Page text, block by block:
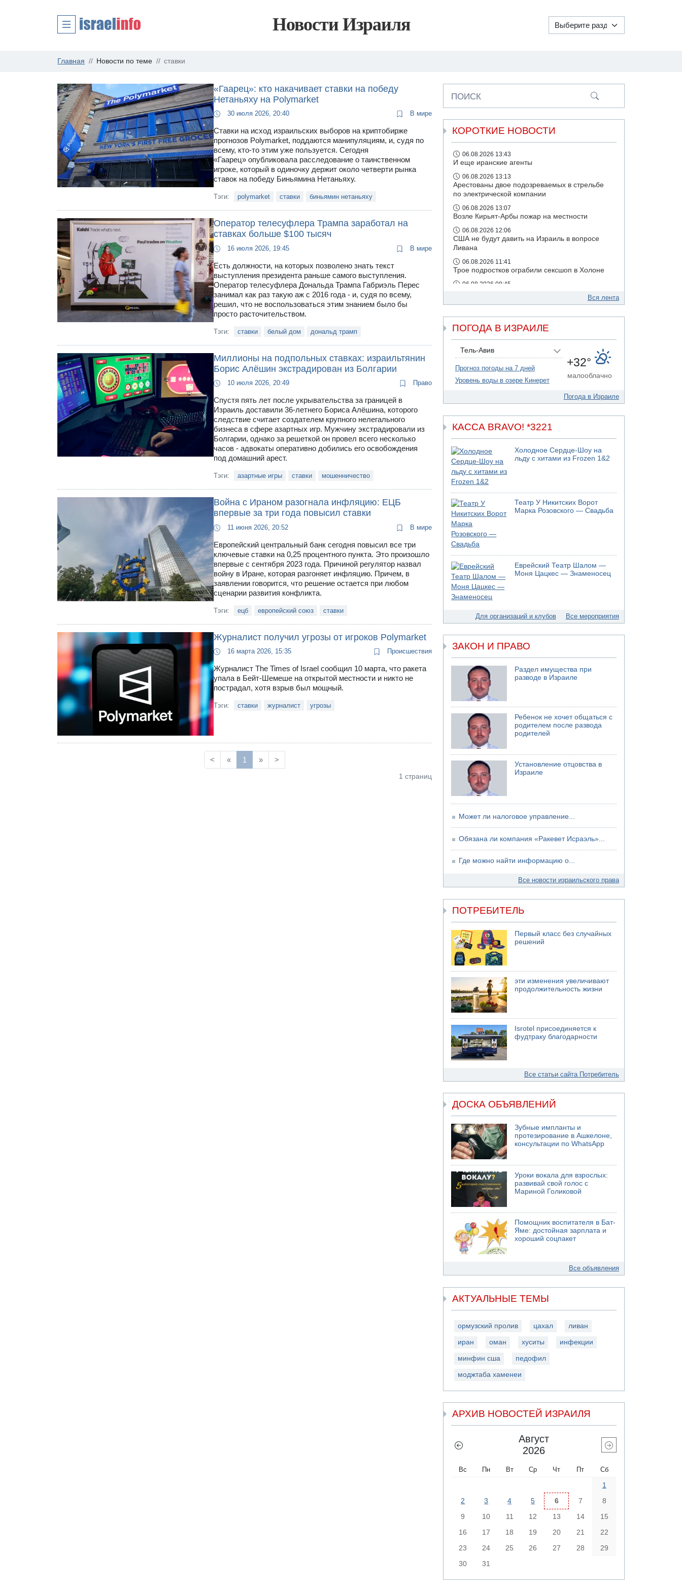
Новости Израиля
Главная Новости по теме ставки
«Гаарец»: кто накачивает ставки на победу
Нетаньяху на Polymarket
30 июля 2026, 20:40 В мире
Ставки на исход израильских выборов на криптобирже
прогнозов Polymarket, поддаются манипуляциям, и, судя по
всему, кто-то этим уже пользуется. Сегодня
«Гаарец» опубликовала расследование о таинственном
игроке, который в одиночку держит около четверти рынка
ставок на победу Биньямина Нетаньяху.
Тэги: polymarket ставки биньямин нетаньяху
Оператор телесуфлера Трампа заработал на
ставках больше $100 тысяч
16 июля 2026, 19:45 В мире
Есть должности, на которых позволено знать текст
выступления президента раньше самого выступления.
Оператор телесуфлера Дональда Трампа Габриэль Перес
занимал как раз такую аж с 2016 года - и, судя по всему,
решил, что не воспользоваться этим знанием было бы
просто расточительством.
Тэги: ставки белый дом дональд трамп
Миллионы на подпольных ставках: израильтянин
Борис Алёшин экстрадирован из Болгарии
10 июля 2026, 20:49 Право
Спустя пять лет после укрывательства за границей в
Израиль доставили 36-летнего Бориса Алёшина, которого
следствие считает создателем крупного нелегального
бизнеса в сфере азартных игр. Мужчину экстрадировали из
Болгарии, однако за решеткой он провел всего несколько
часов - адвокаты оперативно добились его освобождения
под домашний арест.
Тэги: азартные игры ставки мошенничество
Война с Ираном разогнала инфляцию: ЕЦБ
впервые за три года повысил ставки
11 июня 2026, 20:52 В мире
Европейский центральный банк сегодня повысил все три
ключевые ставки на 0,25 процентного пункта. Это произошло
впервые с сентября 2023 года. Причиной регулятор назвал
войну в Иране, которая разгоняет инфляцию. Причем, в
заявлении говорится, что решение остается при любом
сценарии развития конфликта.
Тэги: ецб европейский союз ставки
Журналист получил угрозы от игроков Polymarket
16 марта 2026, 15:35 Происшествия
Журналист The Times of Israel сообщил 10 марта, что ракета
упала в Бейт-Шемеше на открытой местности и никто не
пострадал, хотя взрыв был мощный.
Тэги: ставки журналист угрозы
< « 1 » >
1 страниц
ПОИСК
КОРОТКИЕ НОВОСТИ
06.08.2026 13:43
И еще иранские агенты
06.08.2026 13:13
Арестованы двое подозреваемых в стрельбе
по электрической компании
06.08.2026 13:07
Возле Кирьят-Арбы пожар на местности
06.08.2026 12:06
США не будут давить на Израиль в вопросе
Ливана
06.08.2026 11:41
Трое подростков ограбили сексшоп в Холоне
06.08.2026 08:45
06.08.2026 08:11
Украинская атака на российский НПЗ
05.08.2026 18:30
противоракетной обороны "Хец"
05.08.2026 18:28
МАДА призывает израильтян срочно сдавать
кровь
Бывший посол Израиля в ООН Гилад Эрдан
политической партии
05.08.2026 13:49
На севере Израиля на берег выбросило тело
05.08.2026 13:32
В России горят новые склады
05.08.2026 10:19
Хуситы сообщают об атаке по Саудовскому
танкеру
05.08.2026 10:16
Левые активисты пытались ворваться в офис
"Религиозного сионизма"
05.08.2026 06:42
В Дубае поднимается дым над портом
05.08.2026 06:41
Еще один меморандум для Ирана
04.08.2026 20:31
Минздрав и Министерство экологии
сообщили о необычно высоком уровне
севере страны
04.08.2026 19:20
Шоссе 6 и участок шоссе 1 в восточном
направлении в районе Бейт-Шемеша вновь
04.08.2026 18:17
75-летний мужчина получил тяжелые
ножевые ранения в результате нападения на
улице Левински в Тель-Авиве
Вся лента
ПОГОДА В ИЗРАИЛЕ
Тель-Авив
Прогноз погоды на 7 дней
Уровень воды в озере Кинерет
+32°
малооблачно
Погода в Израиле
КАССА BRAVO! *3221
Холодное Сердце-Шоу на
льду с хитами из Frozen 1&2
Театр У Никитских Ворот
Марка Розовского — Свадьба
Еврейский Театр Шалом —
Моня Цацкес — Знаменосец
Для организаций и клубов Все мероприятия
ЗАКОН И ПРАВО
Раздел имущества при
разводе в Израиле
Ребенок не хочет общаться с
родителем после развода
родителей
Установление отцовства в
Израиле
Может ли налоговое управление...
Обязана ли компания «Ракевет Исраэль»...
Где можно найти информацию о...
Все новости израильского права
ПОТРЕБИТЕЛЬ
Первый класс без случайных
решений
эти изменения увеличивают
продолжительность жизни
Isrotel присоединяется к
фудтраку благодарности
Все статьи сайта Потребитель
ДОСКА ОБЪЯВЛЕНИЙ
Зубные импланты и
протезирование в Ашкелоне,
консультации по WhatsApp
Уроки вокала для взрослых:
развивай свой голос с
Мариной Голиковой
Помощник воспитателя в Бат-
Яме: достойная зарплата и
хороший соцпакет
Все объявления
АКТУАЛЬНЫЕ ТЕМЫ
ормузский пролив цахал ливан
иран оман хуситы инфекции
минфин сша педофил
моджтаба хаменеи
АРХИВ НОВОСТЕЙ ИЗРАИЛЯ
Август
2026
Вс Пн Вт Ср Чт Пт Сб
1
2
3 4 5 6 7
8
9
10 11 12 13 14
15
16
17 18 19 20 21
22
23
24 25 26 27 28
29
30
31